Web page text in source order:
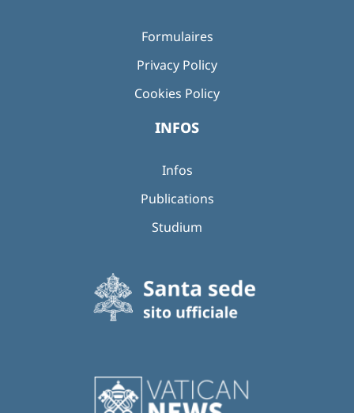
Formulaires
Privacy Policy
Cookies Policy
INFOS
Infos
Publications
Studium